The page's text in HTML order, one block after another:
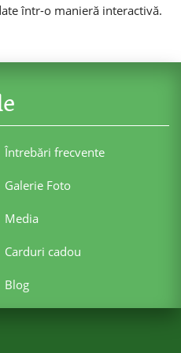
într-o manieră interactivă.
Întrebări frecvente
Galerie Foto
Media
Carduri cadou
Blog